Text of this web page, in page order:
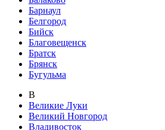
Барнаул
Белгород
Бийск
Благовещенск
Братск
Брянск
Бугульма
В
Великие Луки
Великий Новгород
Владивосток